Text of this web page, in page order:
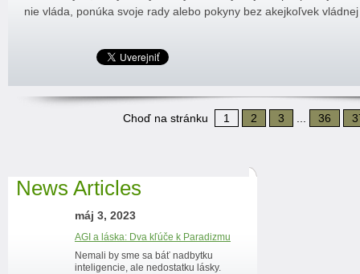
nie vláda, ponúka svoje rady alebo pokyny bez akejkoľvek
Choď na stránku 1 2 3 36
News Articles
máj 3, 2023
AGI a láska: Dva kľúče k Paradizmu
Nemali by sme sa báť nadbytku
inteligencie, ale nedostatku lásky.